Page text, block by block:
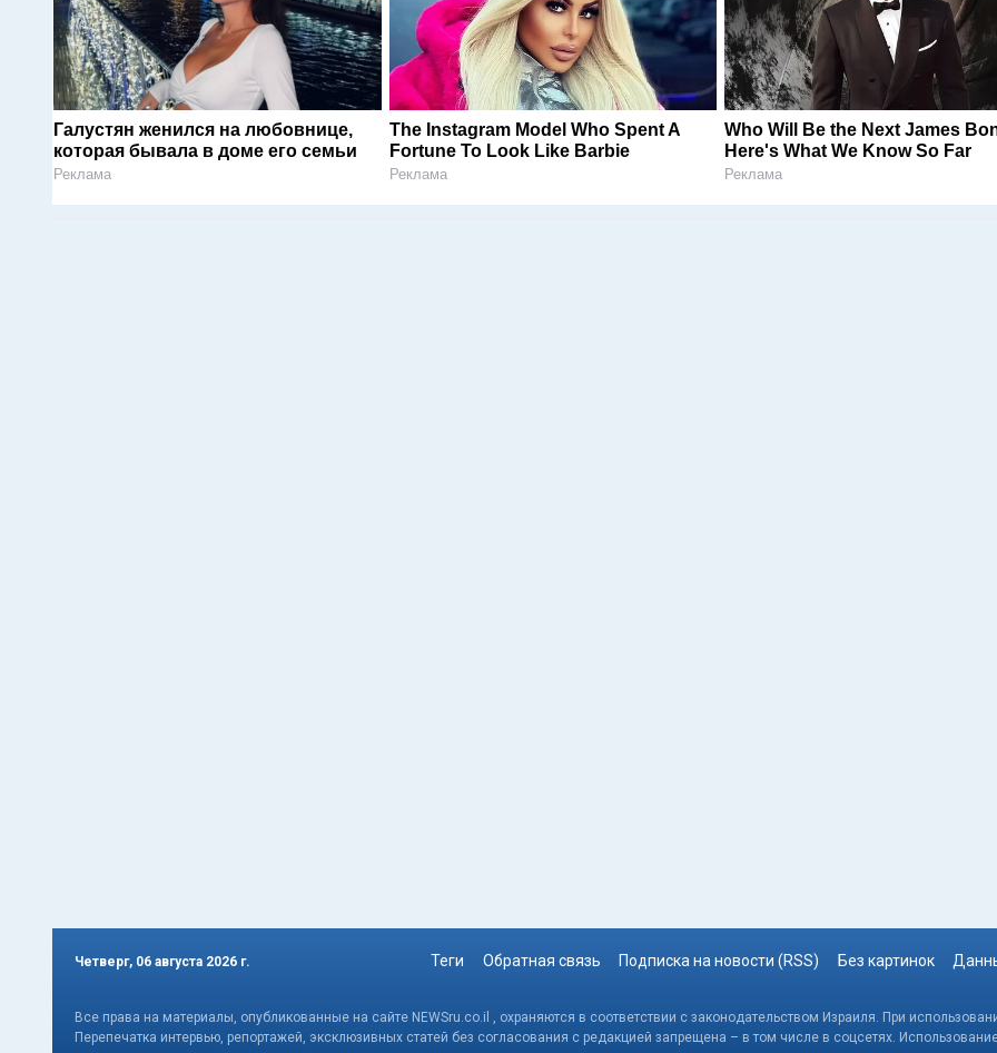
Галустян женился на любовнице,
которая бывала в доме его семьи
Реклама
The Instagram Model Who Spent A
Fortune To Look Like Barbie
Реклама
Who Will Be the Next James
Here's What We Know So Far
Реклама
Четверг, 06 августа 2026 г. Теги Обратная связь Подписка на новости (RSS) Без картинок
Все права на материалы, опубликованные на сайте NEWSru.co.il , охраняются в соответствии с законодательством Израиля. При
Перепечатка интервью, репортажей, эксклюзивных статей без согласования с редакцией запрещена – в том числе в соцсетях.